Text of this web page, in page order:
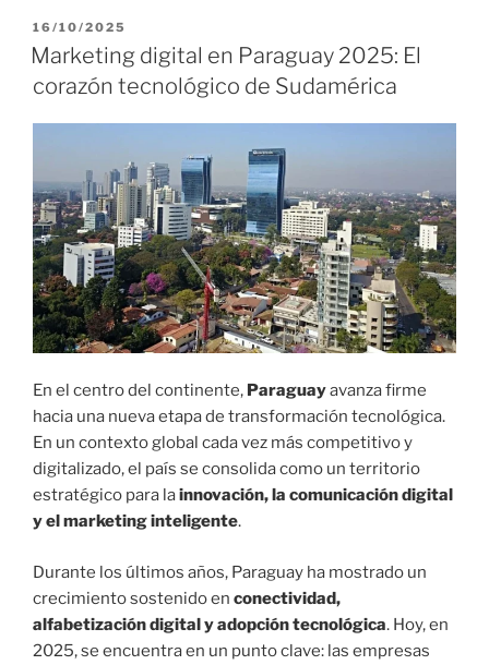
P
U
B
L
C
O
E
L
16/10/2025
Marketing digital en Paraguay 2025: El
corazón tecnológico de Sudamérica
En el centro del continente, Paraguayavanza firme
hacia una nueva etapa de transformación tecnológica.
En un contexto global cada vez más competitivo y
digitalizado, el país se consolida como un territorio
estratégico para lainnovación, la comunicación digital
y el marketing inteligente.
Durante los últimos años, Paraguay ha mostrado un
crecimiento sostenido en conectividad,
alfabetización digital y adopción tecnológica. Hoy, en
2025, se encuentra en un punto clave: las empresas